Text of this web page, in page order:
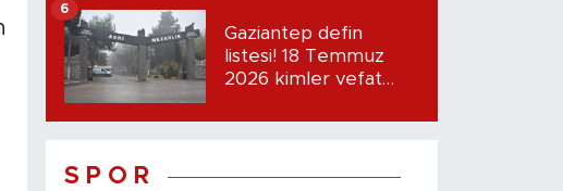
Gaziantep defin
listesi! 18 Temmuz
2026 kimler vefat
6
S P O R